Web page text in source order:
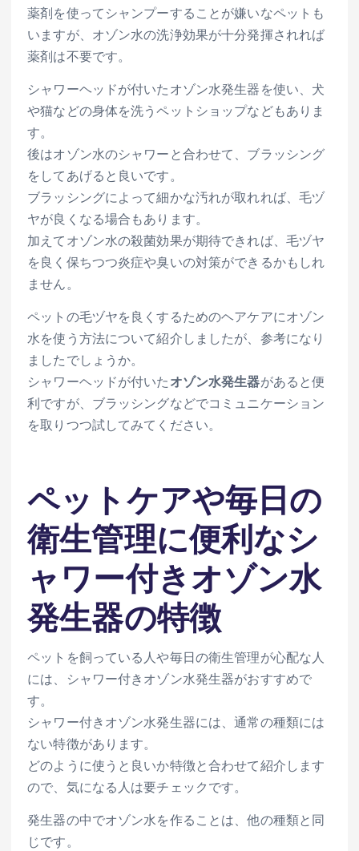
薬剤を使ってシャンプーすることが嫌いなペットも
いますが、オゾン水の洗浄効果が十分発揮されれば
薬剤は不要です。
シャワーヘッドが付いたオゾン水発生器を使い、犬
や猫などの身体を洗うペットショップなどもありま
す。
後はオゾン水のシャワーと合わせて、ブラッシング
をしてあげると良いです。
ブラッシングによって細かな汚れが取れれば、毛ヅ
ヤが良くなる場合もあります。
加えてオゾン水の殺菌効果が期待できれば、毛ヅヤ
を良く保ちつつ炎症や臭いの対策ができるかもしれ
ません。
ペットの毛ヅヤを良くするためのヘアケアにオゾン
水を使う方法について紹介しましたが、参考になり
ましたでしょうか。
シャワーヘッドが付いた オゾン水発生器があると便
利ですが、ブラッシングなどでコミュニケーション
を取りつつ試してみてください。
ペットケアや毎日の
衛生管理に便利なシ
ャワー付きオゾン水
発生器の特徴
ペットを飼っている人や毎日の衛生管理が心配な人
には、シャワー付きオゾン水発生器がおすすめで
す。
シャワー付きオゾン水発生器には、通常の種類には
ない特徴があります。
どのように使うと良いか特徴と合わせて紹介します
ので、気になる人は要チェックです。
発生器の中でオゾン水を作ることは、他の種類と同
じです。